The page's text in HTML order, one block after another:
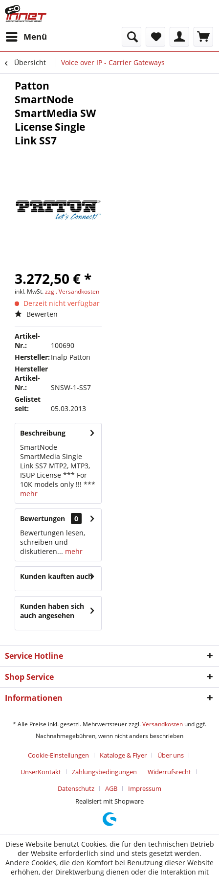
Menü
Übersicht Voice over IP - Carrier Gateways
Patton
SmartNode
SmartMedia SW
License Single
Link SS7
3.272,50 € *
inkl. MwSt.zzgl. Versandkosten
Derzeit nicht verfügbar
Bewerten
Artikel-
Nr.:
100690
Hersteller:Inalp Patton
Hersteller
Artikel-
Nr.:
SNSW-1-SS7
Gelistet
seit:
05.03.2013
Beschreibung
SmartNode
SmartMedia Single
Link SS7 MTP2, MTP3,
ISUP License *** For
10K models only !!! ***
mehr
Bewertungen
0
Bewertungen lesen,
schreiben und
diskutieren... mehr
Kunden kauften auch
Kunden haben sich
auch angesehen
Service Hotline
Shop Service
Informationen
* Alle Preise inkl. gesetzl. Mehrwertsteuer zzgl.Versandkosten und ggf.
Nachnahmegebühren, wenn nicht anders beschrieben
Cookie-Einstellungen Kataloge & Flyer
Über uns
UnserKontakt
Zahlungsbedingungen
Widerrufsrecht
Datenschutz
AGB
Impressum
Realisiert mit Shopware
Diese Website benutzt Cookies, die für den technischen Betrieb
der Website erforderlich sind und stets gesetzt werden.
Andere Cookies, die den Komfort bei Benutzung dieser Website
erhöhen, der Direktwerbung dienen oder die Interaktion mit